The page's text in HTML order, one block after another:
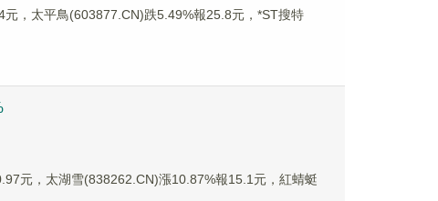
，太平鳥(603877.CN)跌5.49%報25.8元，*ST搜特
元，太湖雪(838262.CN)漲10.87%報15.1元，紅蜻蜓